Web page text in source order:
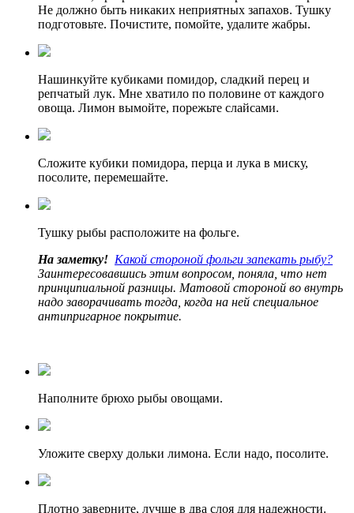
Не должно быть никаких неприятных запахов. Тушку
подготовьте. Почистите, помойте, удалите жабры.
Нашинкуйте кубиками помидор, сладкий перец и
репчатый лук. Мне хватило по половине от каждого
овоща. Лимон вымойте, порежьте слайсами.
Сложите кубики помидора, перца и лука в миску,
посолите, перемешайте.
Тушку рыбы расположите на фольге.
На заметку! Какой стороной фольги запекать рыбу?
Заинтересовавшись этим вопросом, поняла, что нет
принципиальной разницы. Матовой стороной во внутрь
надо заворачивать тогда, когда на ней специальное
антипригарное покрытие.
Наполните брюхо рыбы овощами.
Уложите сверху дольки лимона. Если надо, посолите.
Плотно заверните, лучше в два слоя для надежности.